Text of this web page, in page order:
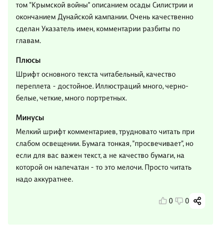
том "Крымской войны" описанием осады Силистрии и
окончанием Дунайской кампании. Очень качественно
сделан Указатель имен, комментарии разбиты по
главам.
Плюсы
Шрифт основного текста читабельный, качество
переплета - достойное. Иллюстраций много, черно-
белые, четкие, много портретных.
Минусы
Мелкий шрифт комментариев, трудновато читать при
слабом освещении. Бумага тонкая, "просвечивает", но
если для вас важен текст, а не качество бумаги, на
которой он напечатан - то это мелочи. Просто читать
надо аккуратнее.
0 0